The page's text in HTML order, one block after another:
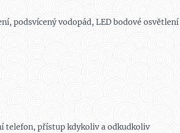
podsvícený vodopád, LED bodové
telefon, přístup kdykoliv a odkudkoliv